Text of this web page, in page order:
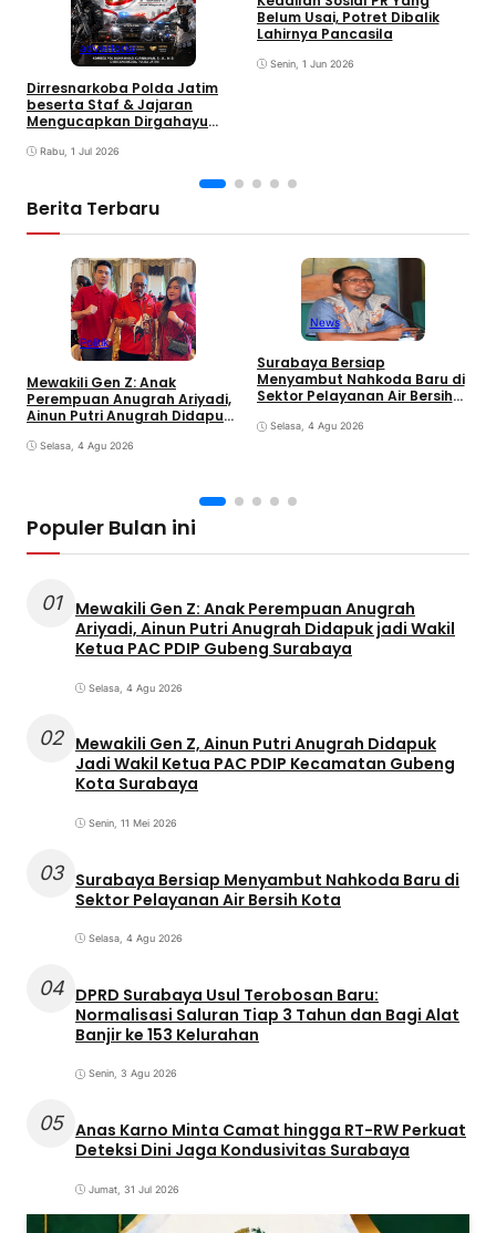
advertorial
Dirresnarkoba Polda Jatim
beserta Staf & Jajaran
Mengucapkan Dirgahayu
Rabu, 1 Jul 2026
Belum Usai, Potret Dibalik
Lahirnya Pancasila
Senin, 1 Jun 2026
Berita Terbaru
Politik
Mewakili Gen Z: Anak
Perempuan Anugrah Ariyadi,
Ainun Putri Anugrah Didapuk
Gubeng Surabaya
Selasa, 4 Agu 2026
News
Surabaya Bersiap
Menyambut Nahkoda Baru di
Sektor Pelayanan Air Bersih
Selasa, 4 Agu 2026
Populer Bulan ini
01
Mewakili Gen Z: Anak Perempuan Anugrah
Ariyadi, Ainun Putri Anugrah Didapuk jadi Wakil
Ketua PAC PDIP Gubeng Surabaya
Selasa, 4 Agu 2026
02 Mewakili Gen Z, Ainun Putri Anugrah Didapuk
Jadi Wakil Ketua PAC PDIP Kecamatan Gubeng
Kota Surabaya
Senin, 11 Mei 2026
03 Surabaya Bersiap Menyambut Nahkoda Baru di
Sektor Pelayanan Air Bersih Kota
Selasa, 4 Agu 2026
04 DPRD Surabaya Usul Terobosan Baru:
Normalisasi Saluran Tiap 3 Tahun dan Bagi Alat
Banjir ke 153 Kelurahan
Senin, 3 Agu 2026
05 Anas Karno Minta Camat hingga RT-RW Perkuat
Deteksi Dini Jaga Kondusivitas Surabaya
Jumat, 31 Jul 2026